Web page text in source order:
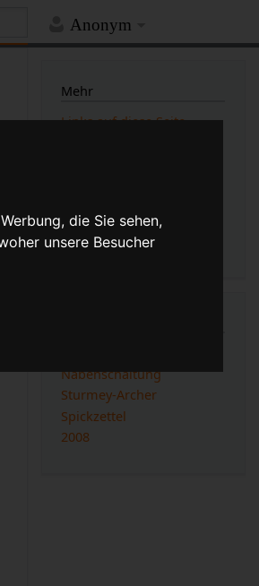
die Sie sehen,
unsere Besucher
Anonym
Mehr
Links auf diese Seite
Seiten­­informationen
Seitenlogbücher
Nabenschaltung
Sturmey-Archer
Spickzettel
2008